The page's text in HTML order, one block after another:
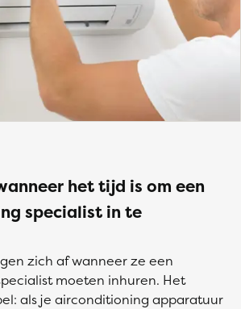
het tijd is om een
specialist in te
zich af wanneer ze een
moeten inhuren. Het
als je airconditioning apparatuur